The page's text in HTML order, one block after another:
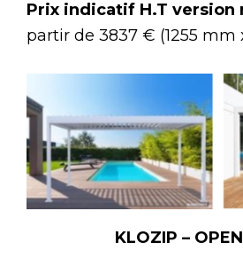
Prix indicatif H.T version
partir de 3837 € (1255
KLOZIP –